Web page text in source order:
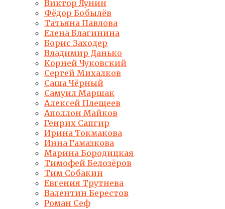
Виктор Лунин
Фёдор Бобылёв
Татьяна Павлова
Елена Благинина
Борис Заходер
Владимир Данько
Корней Чуковский
Сергей Михалков
Саша Чёрный
Самуил Маршак
Алексей Плещеев
Аполлон Майков
Генрих Сапгир
Ирина Токмакова
Инна Гамазкова
Марина Бородицкая
Тимофей Белозёров
Тим Собакин
Евгения Трутнева
Валентин Берестов
Роман Сеф